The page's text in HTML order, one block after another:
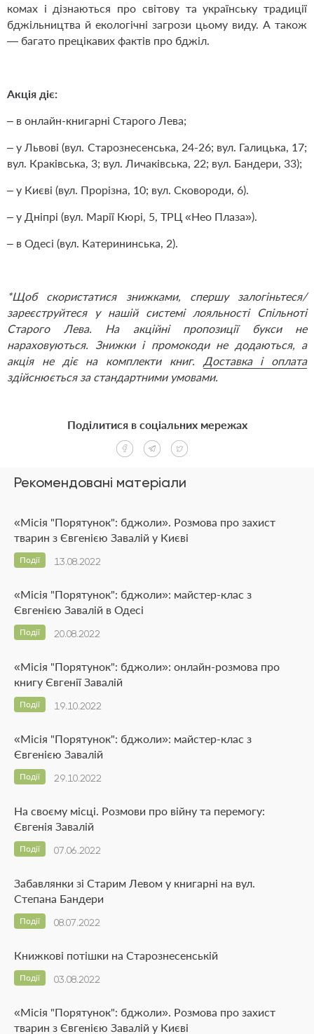
комах і дізнаються про світову та українську традиції
бджільництва й екологічні загрози цьому виду. А також
— багато прецікавих фактів про бджіл.
Акція діє:
– в онлайн-книгарні Старого Лева;
– у Львові (вул. Старознесенська, 24-26; вул. Галицька, 17;
вул. Краківська, 3; вул. Личаківська, 22; вул. Бандери, 33);
– у Києві (вул. Прорізна, 10; вул. Сковороди, 6).
– у Дніпрі (вул. Марії Кюрі, 5, ТРЦ «Нео Плаза»).
– в Одесі (вул. Катерининська, 2).
*Щоб скористатися знижками, спершу залогіньтеся/
зареєструйтесяу нашій системі лояльності Спільноті
Старого Лева. На акційні пропозиції букси не
нараховуються. Знижки і промокоди не додаються, а
акція не діє на комплекти книг. Доставка і оплата
здійснюється за стандартними умовами.
Рекомендовані матеріали
«Місія "Порятунок": бджоли». Розмова про захист
тварин з Євгенією Завалій у Києві
13.08.2022
Події
«Місія "Порятунок": бджоли»: майстер-клас з
Євгенією Завалій в Одесі
20.08.2022
Події
«Місія "Порятунок": бджоли»: онлайн-розмова про
книгу Євгенії Завалій
19.10.2022
Події
«Місія "Порятунок": бджоли»: майстер-клас з
Євгенією Завалій
29.10.2022
Події
На своєму місці. Розмови про війну та перемогу:
Євгенія Завалій
07.06.2022
Події
Забавлянки зі Старим Левом у книгарні на вул.
Степана Бандери
08.07.2022
Події
Книжкові потішки на Старознесенській
03.08.2022
Події
«Місія "Порятунок": бджоли». Розмова про захист
тварин з Євгенією Завалій у Києві
Поділитися в соціальних мережах